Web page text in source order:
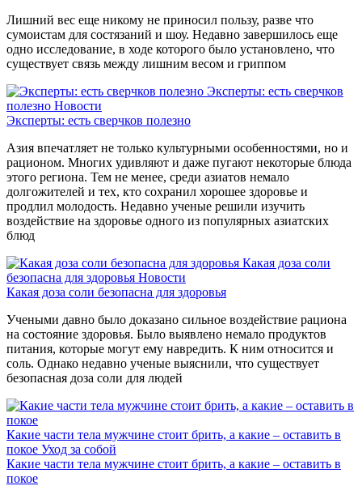
Лишний вес еще никому не приносил пользу, разве что
сумоистам для состязаний и шоу. Недавно завершилось еще
одно исследование, в ходе которого было установлено, что
существует связь между лишним весом и гриппом
Эксперты: есть сверчков
полезно Новости
Эксперты: есть сверчков полезно
Азия впечатляет не только культурными особенностями, но и
рационом. Многих удивляют и даже пугают некоторые блюда
этого региона. Тем не менее, среди азиатов немало
долгожителей и тех, кто сохранил хорошее здоровье и
продлил молодость. Недавно ученые решили изучить
воздействие на здоровье одного из популярных азиатских
блюд
Какая доза соли
безопасна для здоровья Новости
Какая доза соли безопасна для здоровья
Учеными давно было доказано сильное воздействие рациона
на состояние здоровья. Было выявлено немало продуктов
питания, которые могут ему навредить. К ним относится и
соль. Однако недавно ученые выяснили, что существует
безопасная доза соли для людей
Какие части тела мужчине стоит брить, а какие – оставить в
покое Уход за собой
Какие части тела мужчине стоит брить, а какие – оставить в
покое